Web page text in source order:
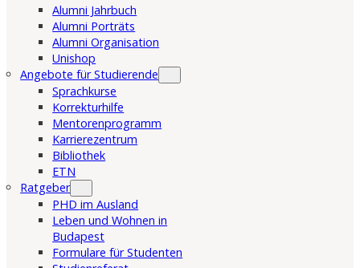
Alumni Jahrbuch
Alumni Porträts
Alumni Organisation
Unishop
Angebote für Studierende
Sprachkurse
Korrekturhilfe
Mentorenprogramm
Karrierezentrum
Bibliothek
ETN
Ratgeber
PHD im Ausland
Leben und Wohnen in
Budapest
Formulare für Studenten